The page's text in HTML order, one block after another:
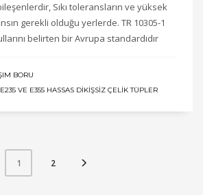
Sıkı toleransların ve yüksek
gerekli olduğu yerlerde. TR 10305-1
belirten bir Avrupa standardıdır
BORU
E235 VE E355 HASSAS DIKIŞSIZ ÇELIK TÜPLER
1 2